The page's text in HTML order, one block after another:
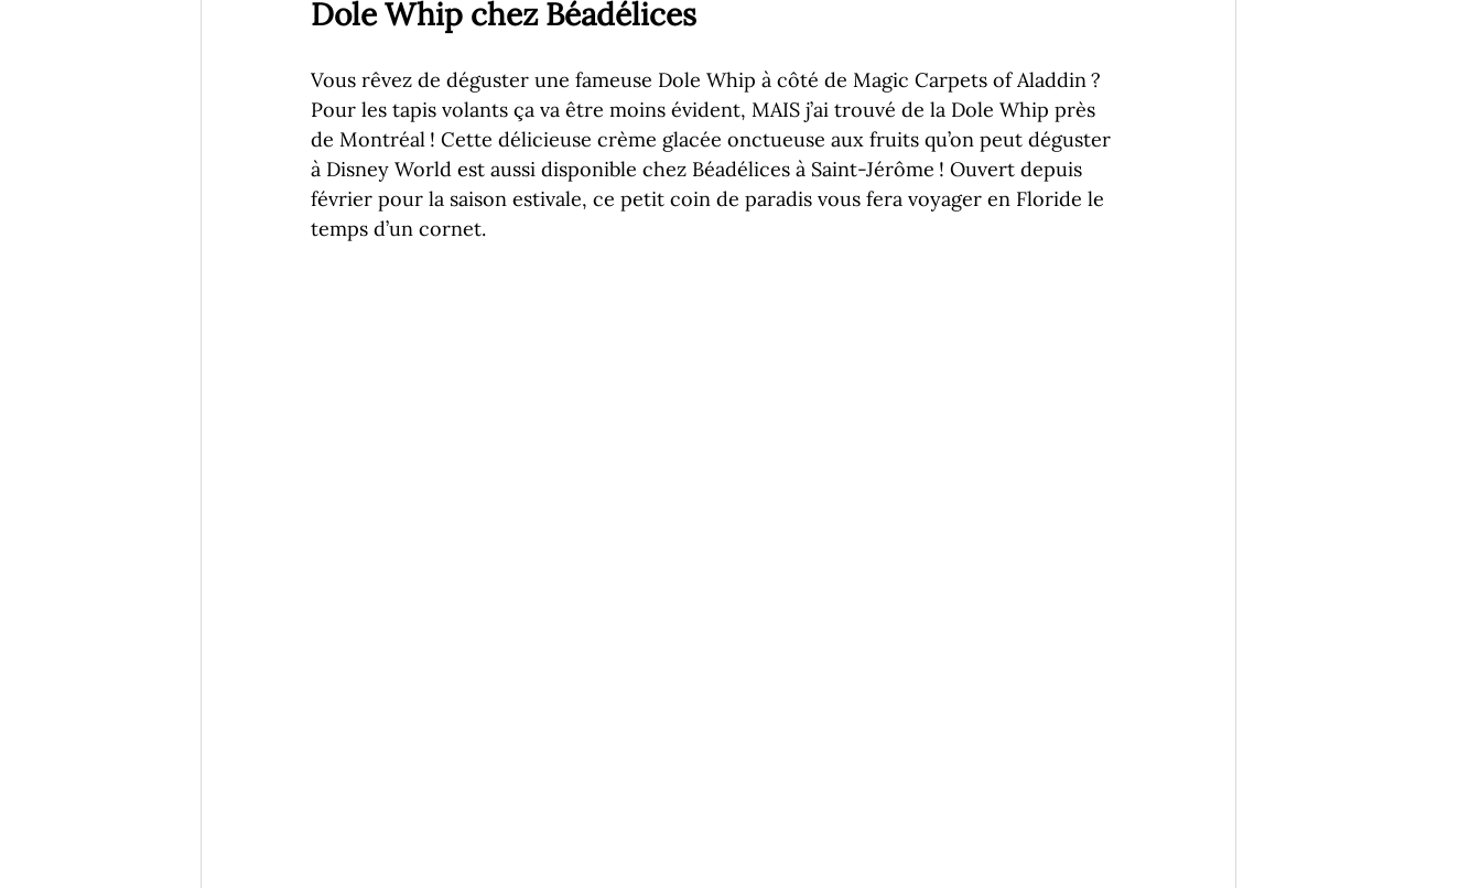
Dole Whip chez Béadélices
Vous rêvez de déguster une fameuse Dole Whip à côté de Magic Carpets of Aladdin ?
Pour les tapis volants ça va être moins évident, MAIS j’ai trouvé de la Dole Whip près
de Montréal ! Cette délicieuse crème glacée onctueuse aux fruits qu’on peut déguster
à Disney World est aussi disponible chez Béadélices à Saint-Jérôme ! Ouvert depuis
février pour la saison estivale, ce petit coin de paradis vous fera voyager en Floride le
temps d’un cornet.